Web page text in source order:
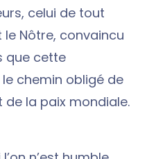
celui de tout
le Nôtre, convaincu
que cette
chemin obligé de
la paix mondiale.